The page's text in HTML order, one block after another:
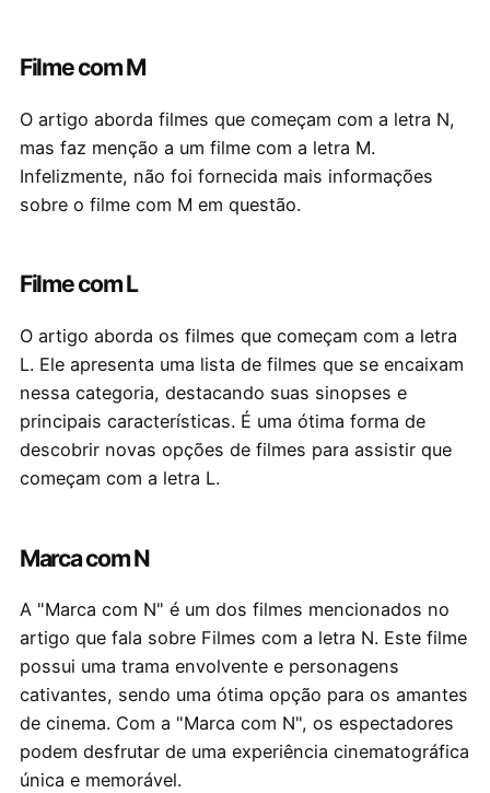
Filme com M
O artigo aborda filmes que começam com a letra N,
mas faz menção a um filme com a letra M.
Infelizmente, não foi fornecida mais informações
sobre o filme com M em questão.
Filme com L
O artigo aborda os filmes que começam com a letra
L. Ele apresenta uma lista de filmes que se encaixam
nessa categoria, destacando suas sinopses e
principais características. É uma ótima forma de
descobrir novas opções de filmes para assistir que
começam com a letra L.
Marca com N
A "Marca com N" é um dos filmes mencionados no
artigo que fala sobre Filmes com a letra N. Este filme
possui uma trama envolvente e personagens
cativantes, sendo uma ótima opção para os amantes
de cinema. Com a "Marca com N", os espectadores
podem desfrutar de uma experiência cinematográfica
única e memorável.